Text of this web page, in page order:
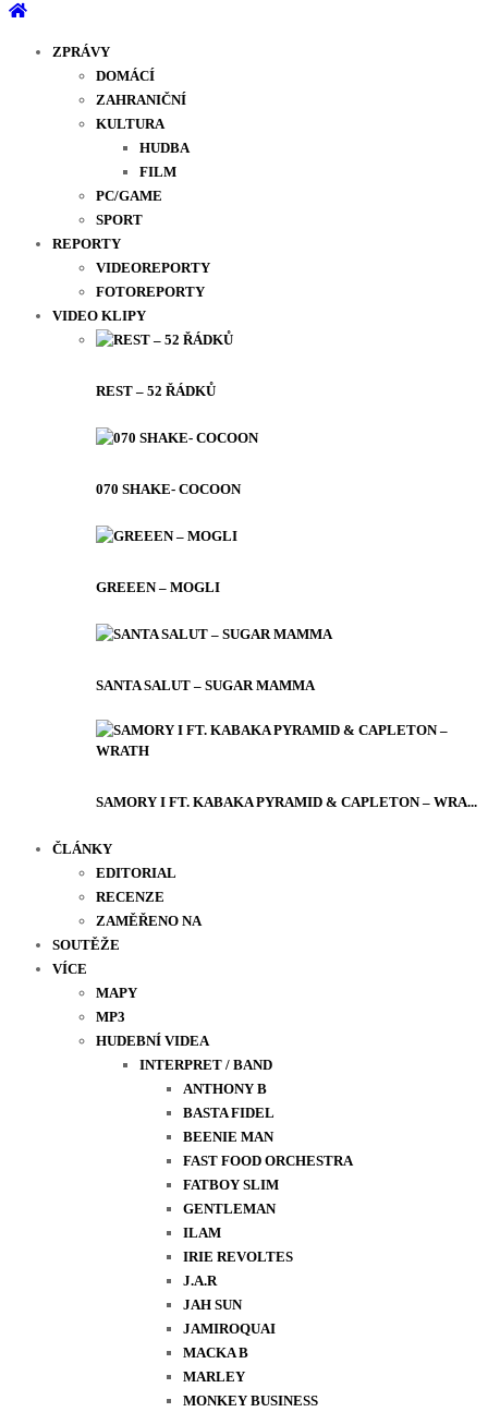
ZPRÁVY
DOMÁCÍ
ZAHRANIČNÍ
KULTURA
HUDBA
FILM
PC/GAME
SPORT
REPORTY
VIDEOREPORTY
FOTOREPORTY
VIDEO KLIPY
REST – 52 ŘÁDKŮ
070 SHAKE- COCOON
GREEEN – MOGLI
SANTA SALUT – SUGAR MAMMA
SAMORY I FT. KABAKA PYRAMID & CAPLETON – WRA...
ČLÁNKY
EDITORIAL
RECENZE
ZAMĚŘENO NA
SOUTĚŽE
VÍCE
MAPY
MP3
HUDEBNÍ VIDEA
INTERPRET / BAND
ANTHONY B
BASTA FIDEL
BEENIE MAN
FAST FOOD ORCHESTRA
FATBOY SLIM
GENTLEMAN
ILAM
IRIE REVOLTES
J.A.R
JAH SUN
JAMIROQUAI
MACKA B
MARLEY
MONKEY BUSINESS